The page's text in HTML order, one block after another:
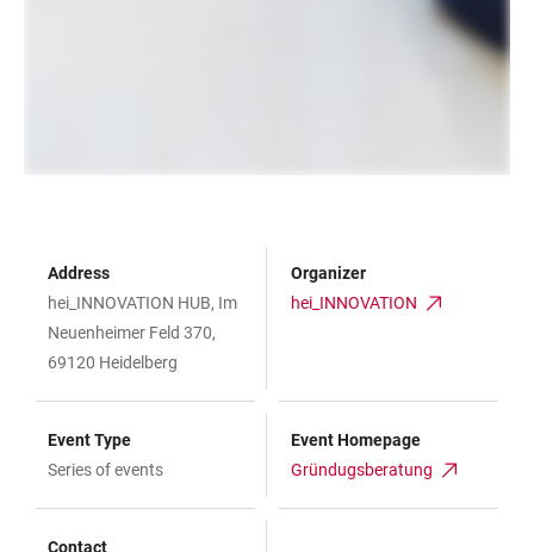
Address
hei_INNOVATION HUB, Im
Neuenheimer Feld 370,
69120 Heidelberg
Organizer
hei_INNOVATION
Event Type
Series of events
Event Homepage
Gründugsberatung
Contact